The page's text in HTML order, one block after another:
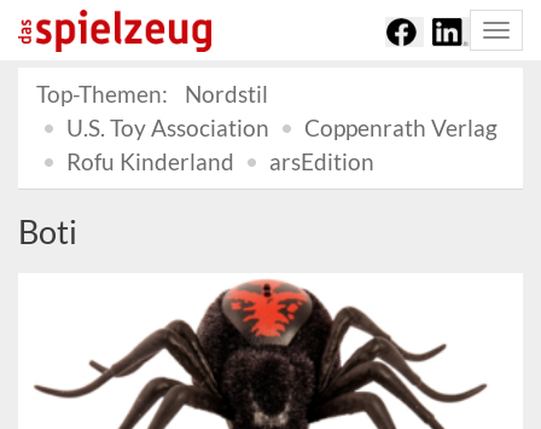
Top-Themen:
Nordstil
U.S. Toy Association
Coppenrath Verlag
Rofu Kinderland
arsEdition
Boti